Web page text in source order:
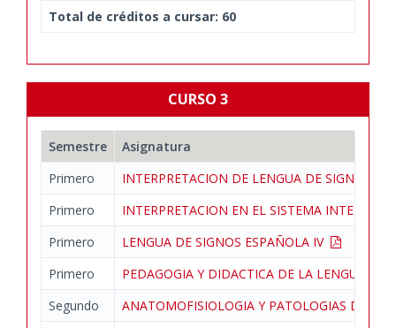
Total de créditos a cursar: 60
CURSO 3
Semestre
Asignatura
Primero
INTERPRETACION DE LENGUA DE SIGNOS
Primero
INTERPRETACION EN EL SISTEMA
Primero
LENGUA DE SIGNOS ESPAÑOLA IV
Primero
PEDAGOGIA Y DIDACTICA DE LA LENGUA DE
Segundo
ANATOMOFISIOLOGIA Y PATOLOGIAS DE